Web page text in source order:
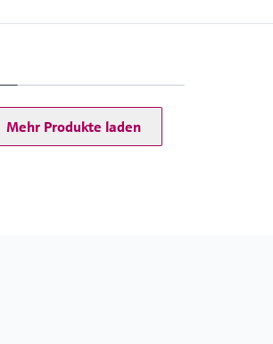
Messstoffberührende
Mehr Produkte laden